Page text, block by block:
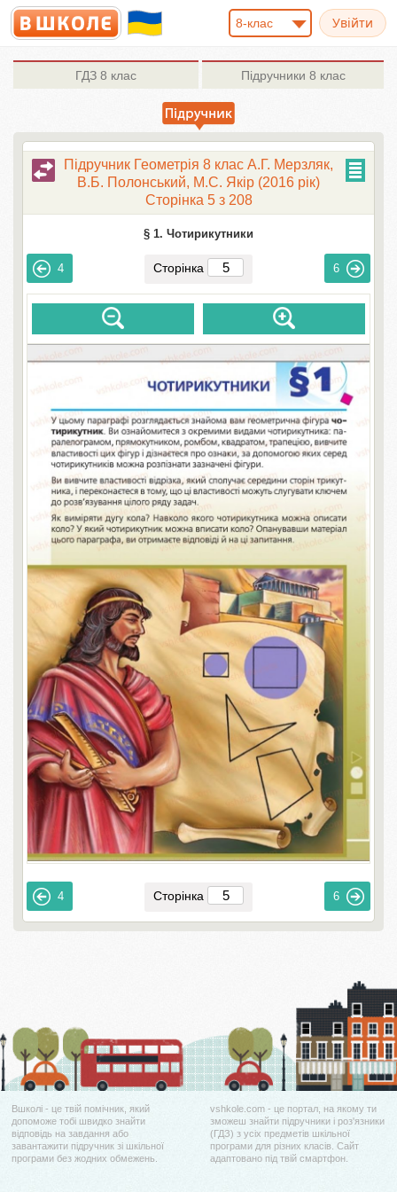
8-клас
ГДЗ 8 клас Підручники 8 клас
Підручник Геометрія 8 клас А.Г. Мерзляк,
В.Б. Полонський, М.С. Якір (2016 рік)
Сторінка 5 з 208
§ 1. Чотирикутники
4 Сторінка 6
4 Сторінка 6
Вшколі - це твій помічник, який
допоможе тобі швидко знайти
відповідь на завдання або
завантажити підручник зі шкільної
програми без жодних обмежень.
vshkole.com - це портал, на якому ти
зможеш знайти підручники і роз'язники
(ГДЗ) з усіх предметів шкільної
програми для різних класів. Сайт
адаптовано під твій смартфон.